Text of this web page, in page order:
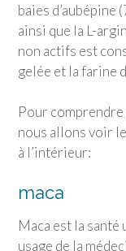
baies d’aubépine
ainsi que la L-
non actifs est
gelée et la farine
Pour
nous allons voir
à l’intérieur:
maca
Maca est la
usage de la